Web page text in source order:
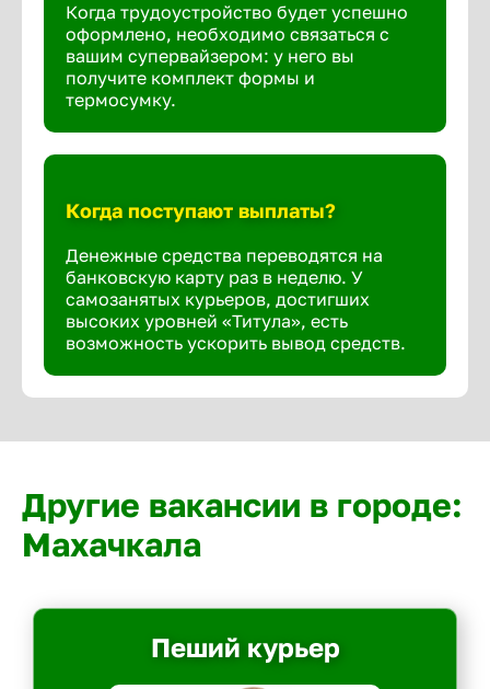
Когда трудоустройство будет успешно
оформлено, необходимо связаться с
вашим супервайзером: у него вы
получите комплект формы и
термосумку.
Когда поступают выплаты?
Денежные средства переводятся на
банковскую карту раз в неделю. У
самозанятых курьеров, достигших
высоких уровней «Титула», есть
возможность ускорить вывод средств.
Другие вакансии в городе:
Махачкала
Пеший курьер